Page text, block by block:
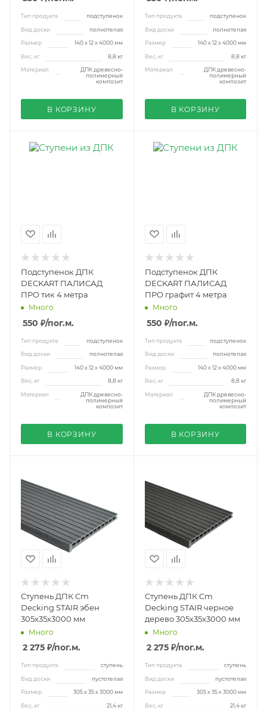
Тип продукта подступенок
Вид доски полнотелая
Размер 140 х 12 х 4000 мм
Вес, кг 8,8 кг
Материал
ДПК древесно-
полимерный
композит
В КОРЗИНУ
Тип продукта подступенок
Вид доски полнотелая
Размер 140 х 12 х 4000 мм
Вес, кг 8,8 кг
Материал
ДПК древесно-
полимерный
композит
В КОРЗИНУ
Подступенок ДПК
DECKART ПАЛИСАД
ПРО тик 4 метра
Много
550 ₽/пог.м.
Тип продукта подступенок
Вид доски полнотелая
Размер 140 х 12 х 4000 мм
Вес, кг 8,8 кг
Материал
ДПК древесно-
полимерный
композит
В КОРЗИНУ
Подступенок ДПК
DECKART ПАЛИСАД
ПРО графит 4 метра
Много
550 ₽/пог.м.
Тип продукта подступенок
Вид доски полнотелая
Размер 140 х 12 х 4000 мм
Вес, кг 8,8 кг
Материал
ДПК древесно-
полимерный
композит
В КОРЗИНУ
Ступень ДПК Cm
Decking STAIR эбен
305х35х3000 мм
Много
2 275 ₽/пог.м.
Тип продукта ступень
Вид доски пустотелая
Размер 305 х 35 х 3000 мм
Вес, кг 21,4 кг
Ступень ДПК Cm
Decking STAIR черное
дерево 305х35х3000 мм
Много
2 275 ₽/пог.м.
Тип продукта ступень
Вид доски пустотелая
Размер 305 х 35 х 3000 мм
Вес, кг 21,4 кг